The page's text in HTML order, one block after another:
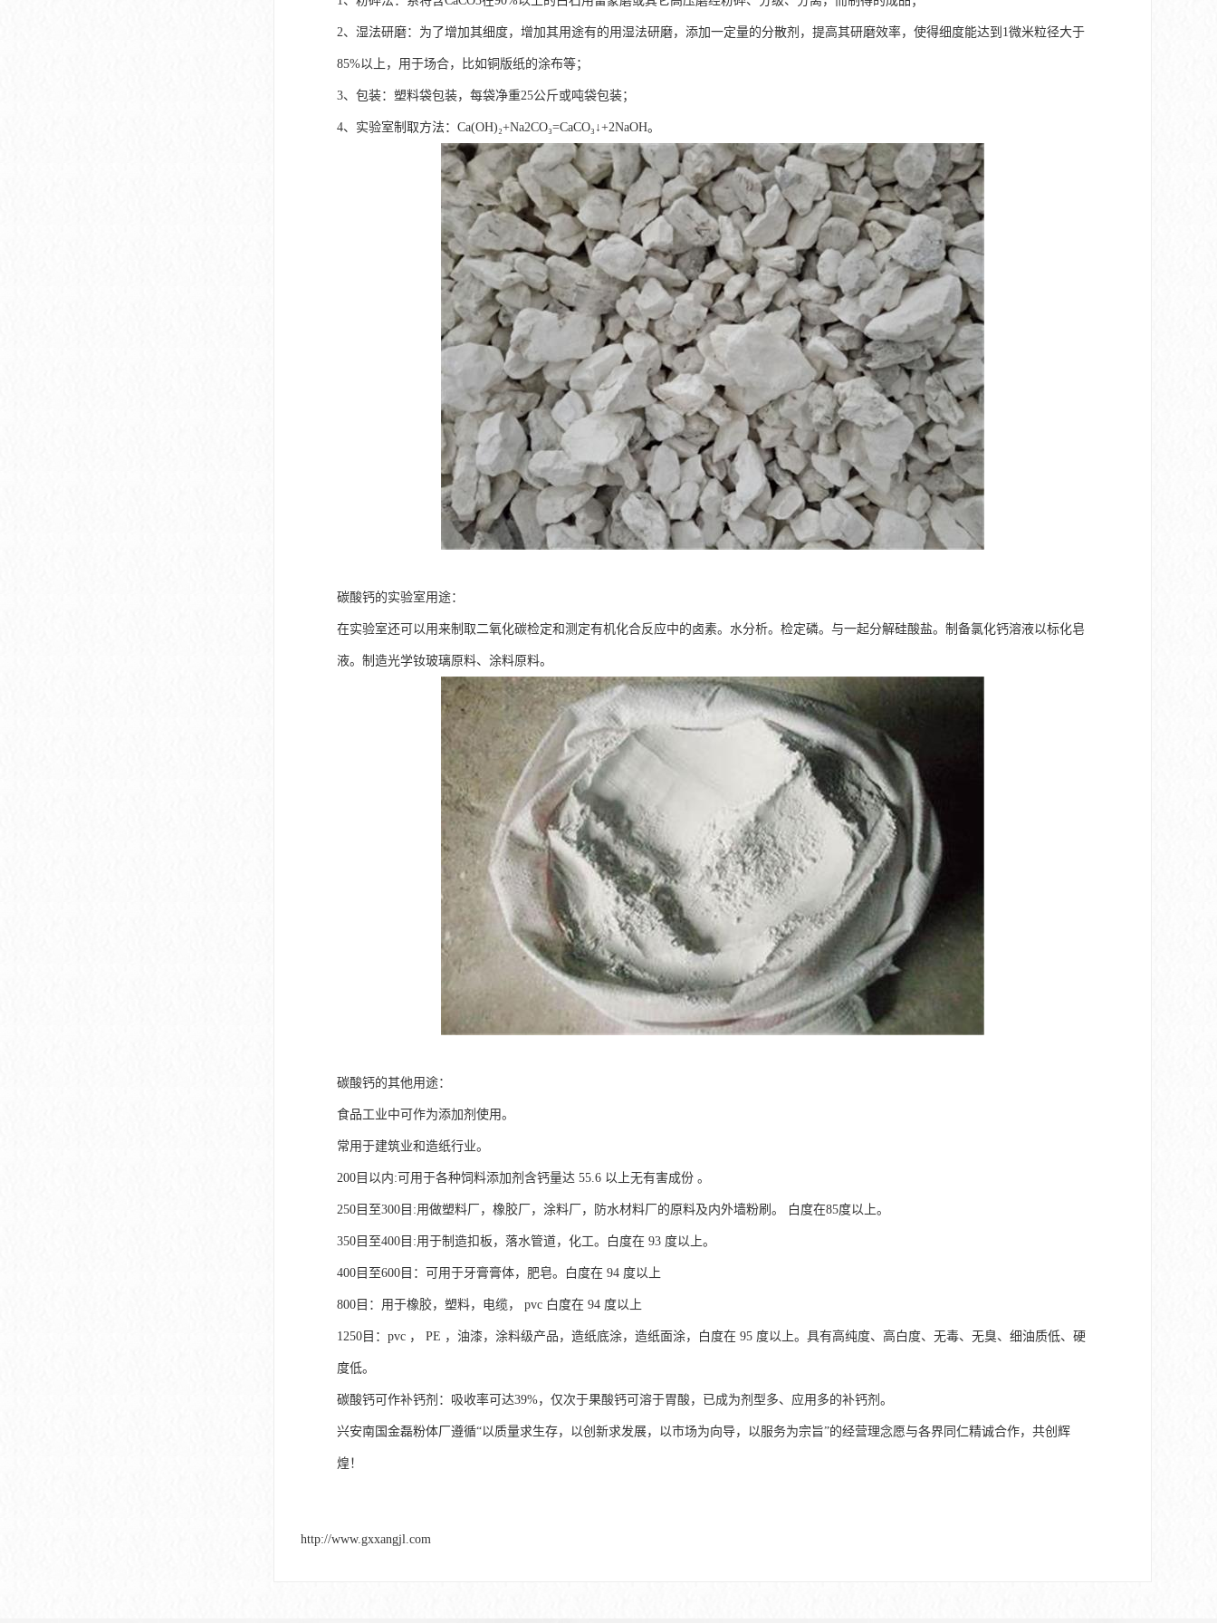
2、湿法研磨：为了增加其细度，增加其用途有的用湿法研磨，添加一定量的分散剂，提高其研磨效率，使得细度能达到1微米粒径大于
85%以上，用于场合，比如铜版纸的涂布等；
3、包装：塑料袋包装，每袋净重25公斤或吨袋包装；
4、实验室制取方法：Ca(OH)₂+Na2CO₃=CaCO₃↓+2NaOH。
碳酸钙的实验室用途：
在实验室还可以用来制取二氧化碳检定和测定有机化合反应中的卤素。水分析。检定磷。与一起分解硅酸盐。制备氯化钙溶液以标化皂
液。制造光学钕玻璃原料、涂料原料。
碳酸钙的其他用途：
食品工业中可作为添加剂使用。
常用于建筑业和造纸行业。
200目以内:可用于各种饲料添加剂含钙量达 55.6 以上无有害成份 。
250目至300目:用做塑料厂，橡胶厂，涂料厂，防水材料厂的原料及内外墙粉刷。 白度在85度以上。
350目至400目:用于制造扣板，落水管道，化工。白度在 93 度以上。
400目至600目：可用于牙膏膏体，肥皂。白度在 94 度以上
800目：用于橡胶，塑料，电缆， pvc 白度在 94 度以上
1250目：pvc ， PE ，油漆，涂料级产品，造纸底涂，造纸面涂，白度在 95 度以上。具有高纯度、高白度、无毒、无臭、细油质低、硬
度低。
碳酸钙可作补钙剂：吸收率可达39%，仅次于果酸钙可溶于胃酸，已成为剂型多、应用多的补钙剂。
兴安南国金磊粉体厂遵循“以质量求生存，以创新求发展，以市场为向导，以服务为宗旨”的经营理念愿与各界同仁精诚合作，共创辉
煌！
http://www.gxxangjl.com